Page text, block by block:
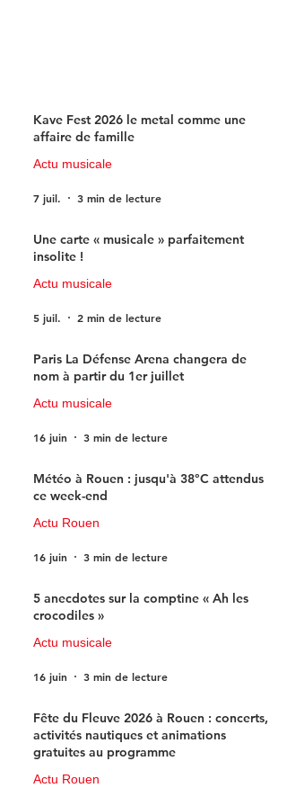
Kave Fest 2026 le metal comme une
affaire de famille
Actu musicale
7 juil. 3 min de lecture
Une carte « musicale » parfaitement
insolite !
Actu musicale
5 juil. 2 min de lecture
Paris La Défense Arena changera de
nom à partir du 1er juillet
Actu musicale
16 juin 3 min de lecture
Météo à Rouen : jusqu'à 38°C attendus
ce week-end
Actu Rouen
16 juin 3 min de lecture
5 anecdotes sur la comptine « Ah les
crocodiles »
Actu musicale
16 juin 3 min de lecture
Fête du Fleuve 2026 à Rouen : concerts,
activités nautiques et animations
gratuites au programme
Actu Rouen